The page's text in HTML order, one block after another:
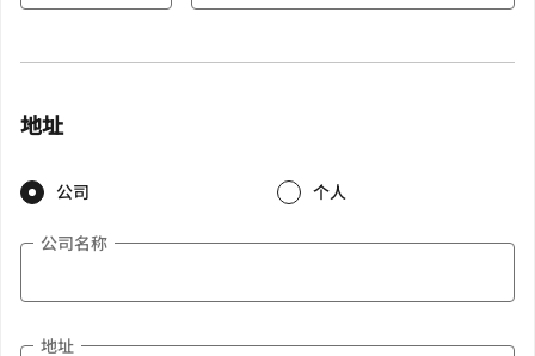
地址
公司 个人
公司名称
地址